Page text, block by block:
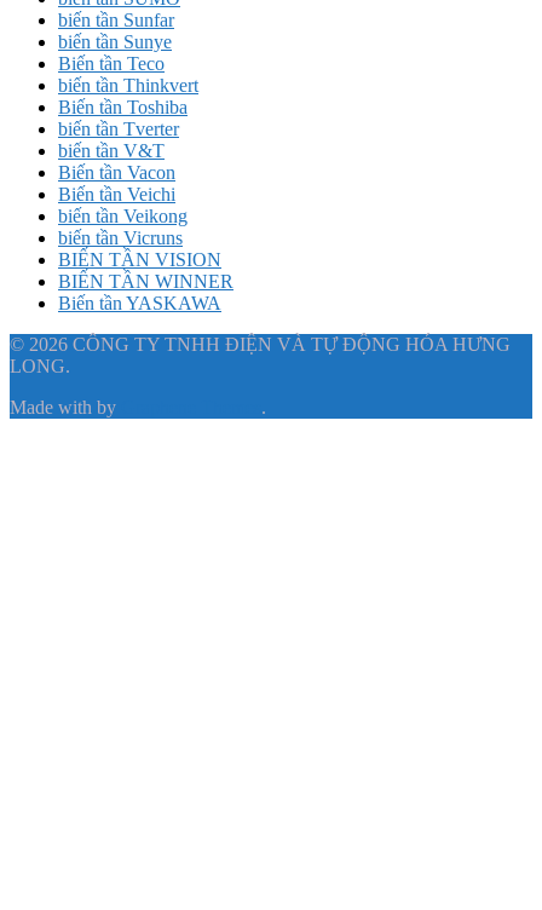
biến tần Sunfar
biến tần Sunye
Biến tần Teco
biến tần Thinkvert
Biến tần Toshiba
biến tần Tverter
biến tần V&T
Biến tần Vacon
Biến tần Veichi
biến tần Veikong
biến tần Vicruns
BIẾN TẦN VISION
BIẾN TẦN WINNER
Biến tần YASKAWA
© 2026 CÔNG TY TNHH ĐIỆN VÀ TỰ ĐỘNG HÓA HƯNG
LONG.
Made with by .